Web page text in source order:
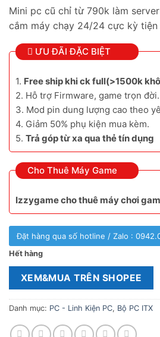
Mini pc cũ chỉ từ 790k làm
cắm máy chạy 24/24 cực kỳ tiện
ƯU ĐÃI ĐẶC BIỆT
1. Free ship khi ck full(>1500k
2. Hỗ trợ Firmware, game trọn đời.
3. Mod pin dung lượng cao theo
4. Giảm 50% phụ kiện mua kèm.
5. Trả góp từ xa qua thẻ tín dụng
Cho Thuê Máy Game
Izzygame cho thuê máy chơi
Đặt hàng qua số hotline / Zalo :
Hết hàng
XEM&MUA TRÊN SHOPEE
Danh mục: PC - Linh Kiện PC, Bộ PC ITX